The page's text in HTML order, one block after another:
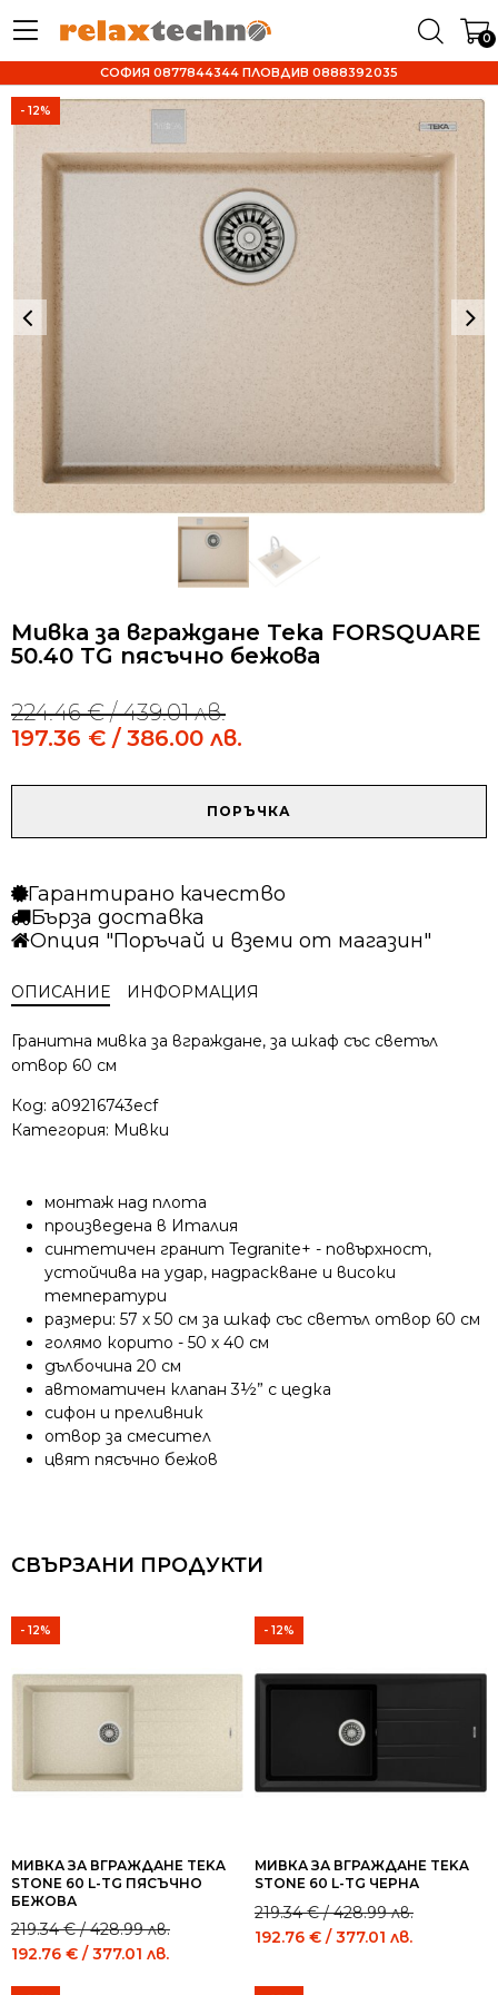
0
СОФИЯ 0877844344 ПЛОВДИВ 0888392035
- 12%
Мивка за вграждане Teka FORSQUARE
50.40 TG пясъчно бежова
224.46€/ 439.01 лв.
Original
price
224.46 €
197.36 € / 386.00 лв.
Current
price
197.36 €
вграждане
Teka
FORSQUARE
TG
бежова
ПОРЪЧКА
Гарантирано качество
Бърза доставка
Опция "Поръчай и вземи от магазин"
ОПИСАНИЕ ИНФОРМАЦИЯ
Гранитна мивка за вграждане, за шкаф със светъл
отвор 60 см
Код: a09216743ecf
Категория: Мивки
монтаж над плота
произведена в Италия
синтетичен гранит Tegranite+ - повърхност,
устойчива на удар, надраскване и високи
температури
размери: 57 х 50 см за шкаф със светъл отвор 60 см
голямо корито - 50 х 40 см
дълбочина 20 см
автоматичен клапан 3½” с цедка
сифон и преливник
отвор за смесител
цвят пясъчно бежов
СВЪРЗАНИ ПРОДУКТИ
- 12%
МИВКА ЗА ВГРАЖДАНЕ TEKA
STONE 60 L-TG ПЯСЪЧНО
БЕЖОВА
219.34€/ 428.99 лв.
Original
price
192.76 € / 377.01 лв.
Current
price
- 12%
МИВКА ЗА ВГРАЖДАНЕ TEKA
STONE 60 L-TG ЧЕРНА
219.34€/ 428.99 лв.
Original
price
219.34 €
192.76 € / 377.01 лв.
Current
price
192.76 €